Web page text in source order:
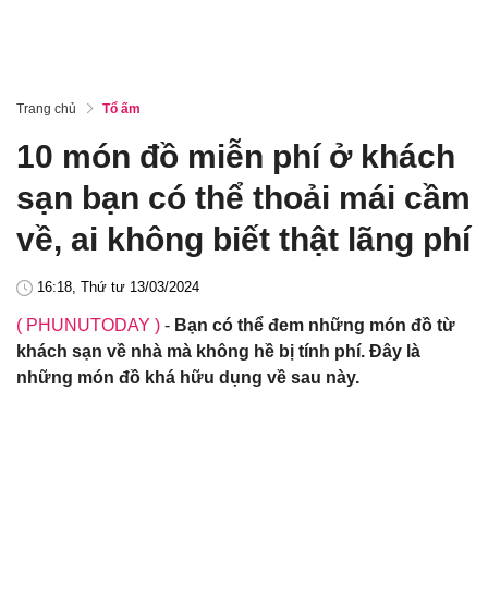
Trang chủ Tổ ấm
10 món đồ miễn phí ở khách
sạn bạn có thể thoải mái cầm
về, ai không biết thật lãng phí
16:18, Thứ tư 13/03/2024
( PHUNUTODAY ) - Bạn có thể đem những món đồ từ
khách sạn về nhà mà không hề bị tính phí. Đây là
những món đồ khá hữu dụng về sau này.